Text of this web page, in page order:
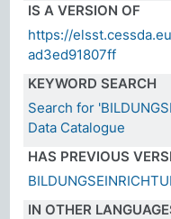
IS A VERSION OF
https://
ad3ed91807ff
KEYWORD SEARCH
Search for
Data Catalogue
HAS PREVIOUS
IN OTHER